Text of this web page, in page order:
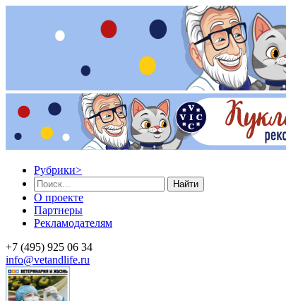
Рубрики>
Найти
О проекте
Партнеры
Рекламодателям
+7 (495) 925 06 34
info@vetandlife.ru